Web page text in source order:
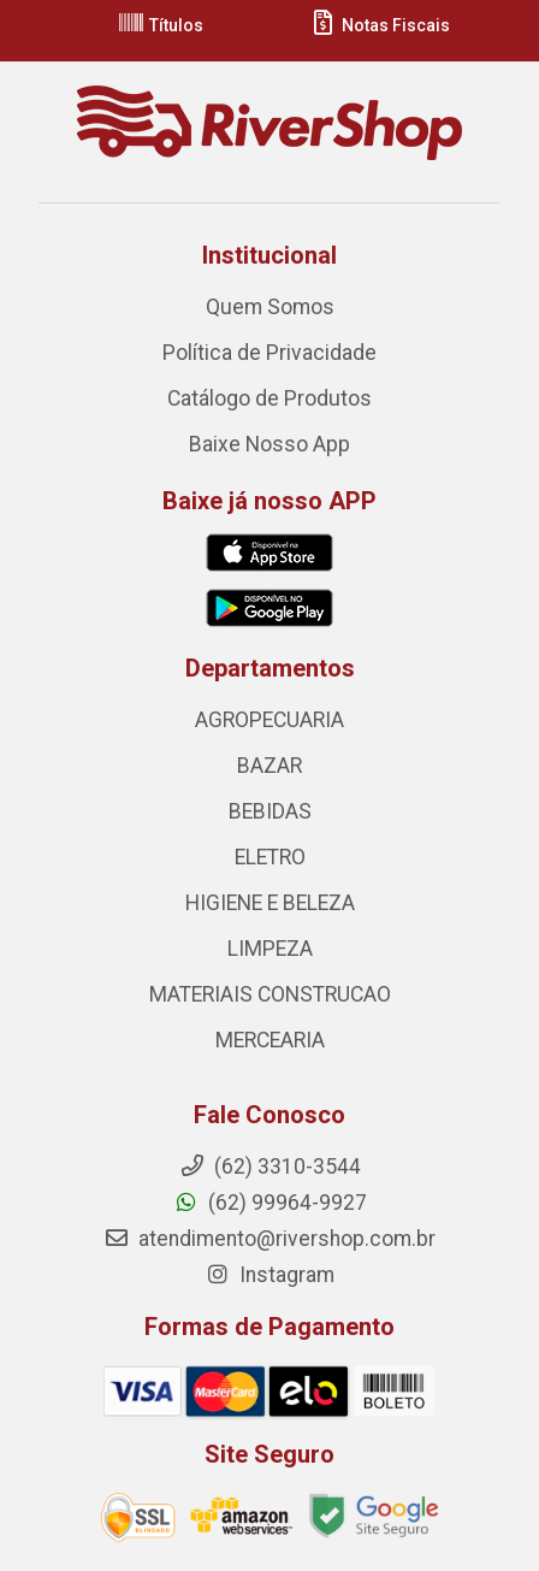
Títulos Notas Fiscais
Institucional
Quem Somos
Política de Privacidade
Catálogo de Produtos
Baixe Nosso App
Baixe já nosso APP
Departamentos
AGROPECUARIA
BAZAR
BEBIDAS
ELETRO
HIGIENE E BELEZA
LIMPEZA
MATERIAIS CONSTRUCAO
MERCEARIA
Fale Conosco
(62) 3310-3544
(62) 99964-9927
atendimento@rivershop.com.br
Instagram
Formas de Pagamento
Site Seguro